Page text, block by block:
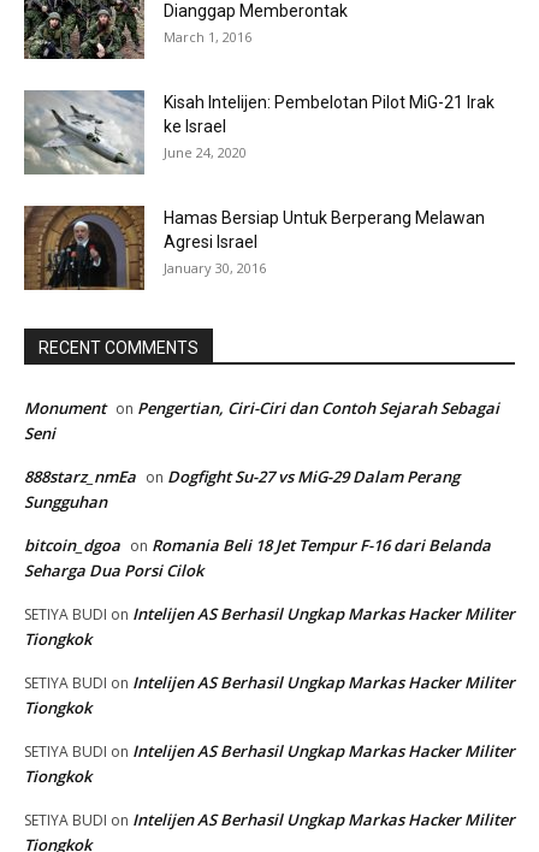
Dianggap Memberontak
March 1, 2016
Kisah Intelijen: Pembelotan Pilot MiG-21 Irak
ke Israel
June 24, 2020
Hamas Bersiap Untuk Berperang Melawan
Agresi Israel
January 30, 2016
RECENT COMMENTS
Monument on Pengertian, Ciri-Ciri dan Contoh Sejarah Sebagai
Seni
888starz_nmEa on Dogfight Su-27 vs MiG-29 Dalam Perang
Sungguhan
bitcoin_dgoa on Romania Beli 18 Jet Tempur F-16 dari Belanda
Seharga Dua Porsi Cilok
SETIYA BUDI on Intelijen AS Berhasil Ungkap Markas Hacker Militer
Tiongkok
SETIYA BUDI on Intelijen AS Berhasil Ungkap Markas Hacker Militer
Tiongkok
SETIYA BUDI on Intelijen AS Berhasil Ungkap Markas Hacker Militer
Tiongkok
SETIYA BUDI on Intelijen AS Berhasil Ungkap Markas Hacker Militer
Tiongkok